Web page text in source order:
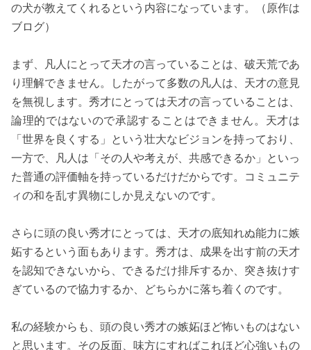
の犬が教えてくれるという内容になっています。（原作は
ブログ）
まず、凡人にとって天才の言っていることは、破天荒であ
り理解できません。したがって多数の凡人は、天才の意見
を無視します。秀才にとっては天才の言っていることは、
論理的ではないので承認することはできません。天才は
「世界を良くする」という壮大なビジョンを持っており、
一方で、凡人は「その人や考えが、共感できるか」といっ
た普通の評価軸を持っているだけだからです。コミュニテ
ィの和を乱す異物にしか見えないのです。
さらに頭の良い秀才にとっては、天才の底知れぬ能力に嫉
妬するという面もあります。秀才は、成果を出す前の天才
を認知できないから、できるだけ排斥するか、突き抜けす
ぎているので協力するか、どちらかに落ち着くのです。
私の経験からも、頭の良い秀才の嫉妬ほど怖いものはない
と思います。その反面、味方にすればこれほど心強いもの